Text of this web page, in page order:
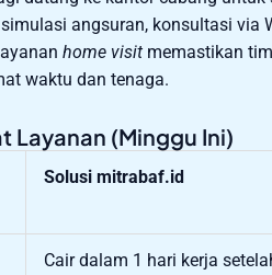
angsuran, konsultasi via
home visit memastikan
waktu dan tenaga.
Layanan (Minggu Ini)
Solusi mitrabaf.id
Cair dalam 1 hari kerja